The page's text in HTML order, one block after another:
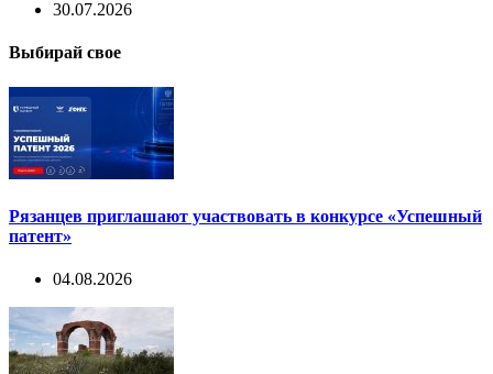
30.07.2026
Выбирай свое
Рязанцев приглашают участвовать в конкурсе «Успешный
патент»
04.08.2026